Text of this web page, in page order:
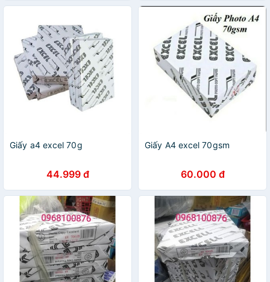
Giấy a4 excel 70g
44.999 đ
Giấy A4 excel 70gsm
60.000 đ